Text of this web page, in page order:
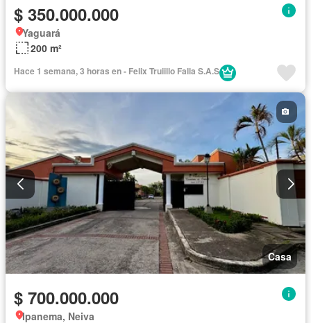
$ 350.000.000
Yaguará
200 m²
Hace 1 semana, 3 horas en - Felix Truiillo Falla S.A.S
Casa
$ 700.000.000
Ipanema, Neiva